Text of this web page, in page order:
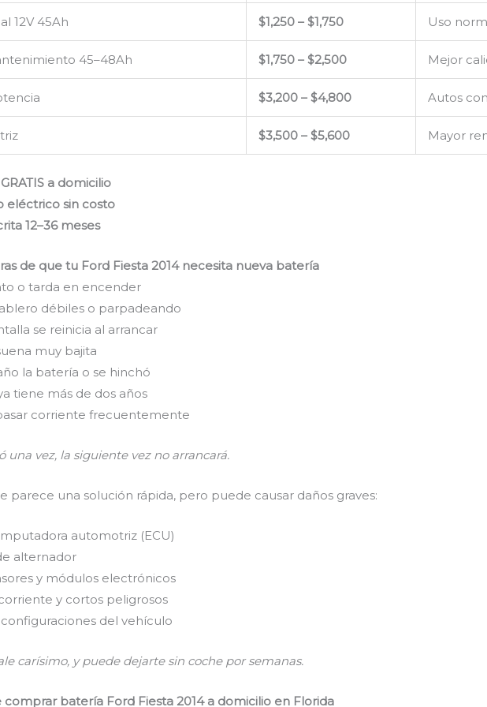
12V 45Ah $1,250 – $1,750 Uso
45–48Ah $1,750 – $2,500 Mejor
$3,200 – $4,800 Autos
$3,500 – $5,600 Mayor
a domicilio
eléctrico sin costo
12–36 meses
de que tu Ford Fiesta 2014 necesita nueva batería
o tarda en encender
débiles o parpadeando
se reinicia al arrancar
muy bajita
la batería o se hinchó
tiene más de dos años
corriente frecuentemente
una vez, la siguiente vez no arrancará.
parece una solución rápida, pero puede causar daños graves:
automotriz (ECU)
alternador
y módulos electrónicos
y cortos peligrosos
del vehículo
carísimo, y puede dejarte sin coche por semanas.
comprar batería Ford Fiesta 2014 a domicilio en Florida